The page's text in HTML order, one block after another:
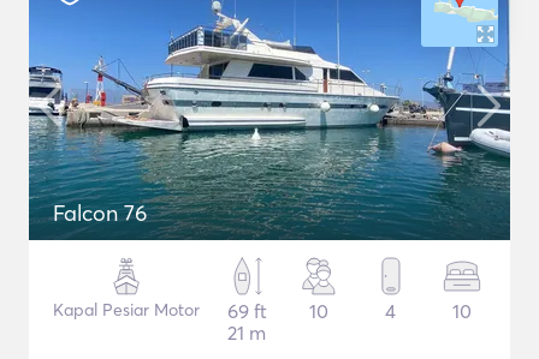
Falcon 76
Kapal Pesiar Motor
69 ft
21 m
10 4 10